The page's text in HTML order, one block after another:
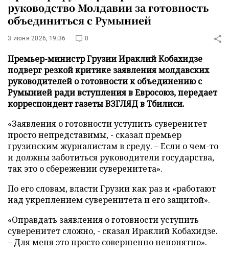
руководство Молдавии за готовность
объединиться с Румынией
3 июня 2026, 19:36 0
Премьер-министр Грузии Ираклий Кобахидзе
подверг резкой критике заявления молдавских
руководителей о готовности к объединению с
Румынией ради вступления в Евросоюз, передает
корреспондент газеты ВЗГЛЯД в Тбилиси.
«Заявления о готовности уступить суверенитет
просто непредставимы, - сказал премьер
грузинским журналистам в среду. – Если о чем-то
и должны заботиться руководители государства,
так это о сбережении суверенитета».
По его словам, власти Грузии как раз и «работают
над укреплением суверенитета и его защитой».
«Оправдать заявления о готовности уступить
суверенитет сложно, - сказал Ираклий Кобахидзе.
– Для меня это просто совершенно непонятно».